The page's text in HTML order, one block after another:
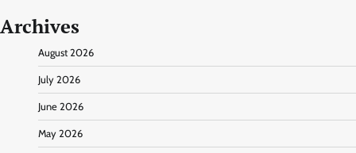
Archives
August 2026
July 2026
June 2026
May 2026